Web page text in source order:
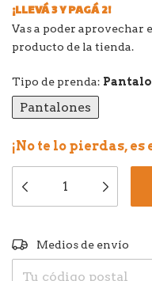
¡LLEVÁ 3 Y PAGÁ 2!
Vas a poder aprovechar
producto de la tienda.
Tipo de prenda:
Pantalones
¡No te lo pierdas,
Entregas para el CP:
Medios de envío